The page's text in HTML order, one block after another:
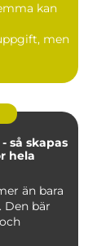
kan
men
så skapas
hela
än bara
Den bär